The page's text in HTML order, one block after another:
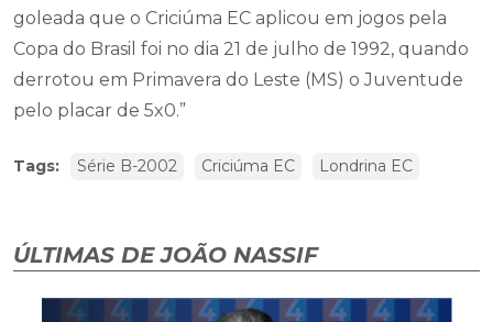
goleada que o Criciúma EC aplicou em jogos pela
Copa do Brasil foi no dia 21 de julho de 1992, quando
derrotou em Primavera do Leste (MS) o Juventude
pelo placar de 5x0.”
Tags: Série B-2002 Criciúma EC Londrina EC
ÚLTIMAS DE JOÃO NASSIF